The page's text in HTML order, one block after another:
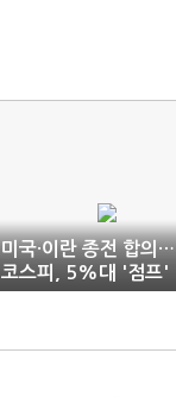
미국·이란 종전 합의…
코스피, 5%대 '점프'